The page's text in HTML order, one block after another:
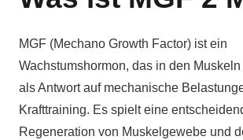
MGF (Mechano Growth Factor) ist ein
Wachstumshormon, das in den
als Antwort auf mechanische
Krafttraining. Es spielt eine
Regeneration von Muskelgewebe und